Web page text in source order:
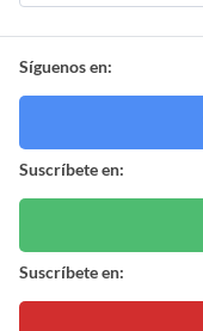
Síguenos en:
Suscríbete en:
Suscríbete en: